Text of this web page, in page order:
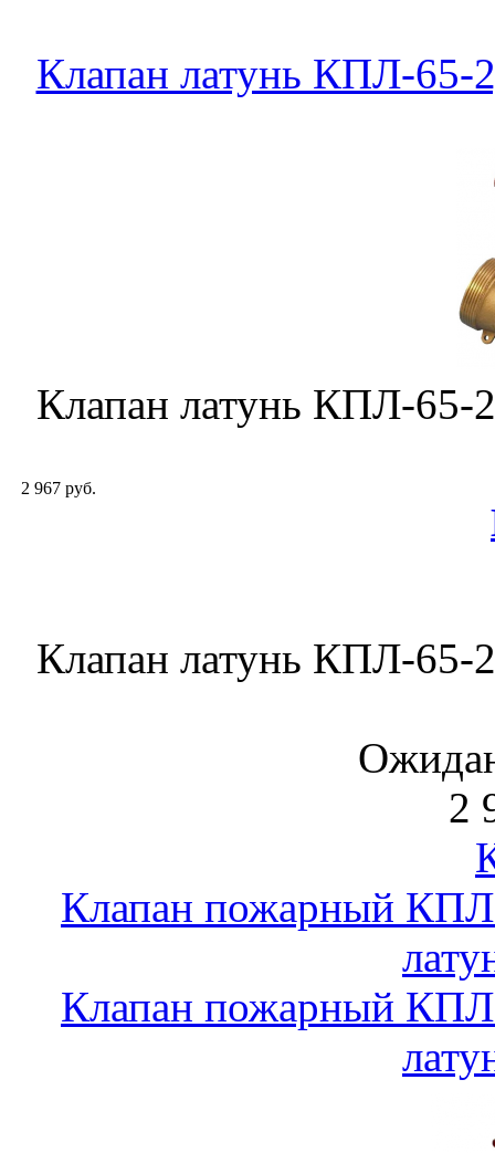
Клапан латунь КПЛ-65-
Клапан латунь КПЛ-65-
2 967 руб.
Клапан латунь КПЛ-65-
2
Клапан пожарный
Клапан пожарный